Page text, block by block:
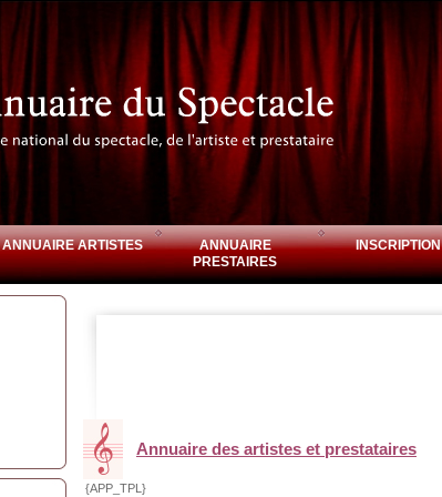
ANNUAIRE ARTISTES
ANNUAIRE
PRESTAIRES
INSCRIPTION
Annuaire des artistes et prestataires
{APP_TPL}